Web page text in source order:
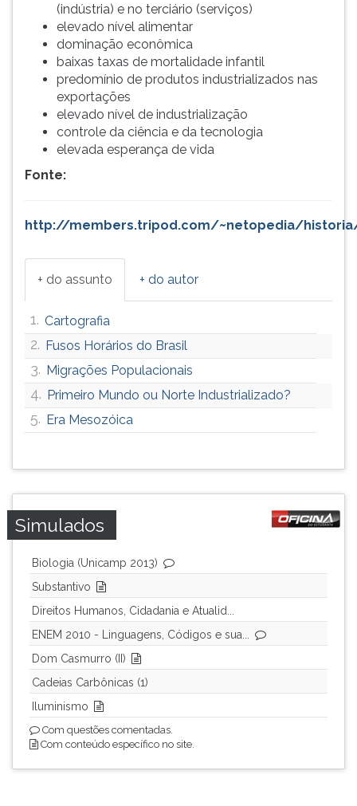
(indústria) e no terciário (serviços)
elevado nível alimentar
dominação econômica
baixas taxas de mortalidade infantil
predomínio de produtos industrializados nas
exportações
elevado nível de industrialização
controle da ciência e da tecnologia
elevada esperança de vida
Fonte:
http://members.tripod.com/~netopedia/
+ do assunto + do autor
1. Cartografia
2. Fusos Horários do Brasil
3. Migrações Populacionais
4. Primeiro Mundo ou Norte Industrializado?
5. Era Mesozóica
Simulados
Biologia (Unicamp 2013)
Substantivo
Direitos Humanos, Cidadania e Atualid...
ENEM 2010 - Linguagens, Códigos e sua...
Dom Casmurro (II)
Cadeias Carbônicas (1)
Iluminismo
Com questões comentadas.
Com conteúdo específico no site.